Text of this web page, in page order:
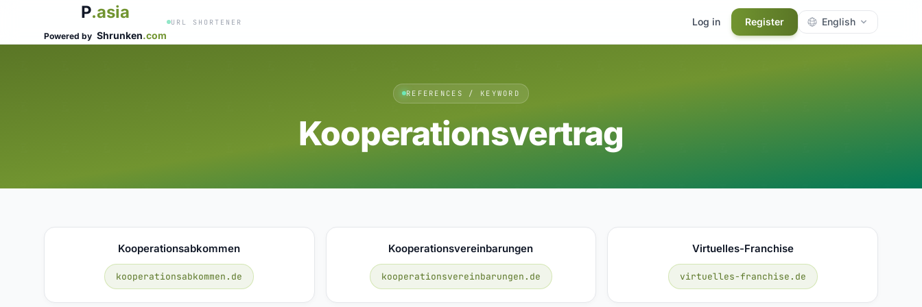
P.asia
Powered by Shrunken.com
URL SHORTENER Log in Register English
REFERENCES / KEYWORD
Kooperationsvertrag
Kooperationsabkommen
kooperationsabkommen.de
Kooperationsvereinbarungen
kooperationsvereinbarungen.de
Virtuelles-Franchise
virtuelles-franchise.de